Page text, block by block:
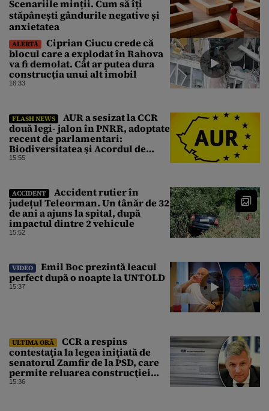
Scenariile minții. Cum să îți
stăpânești gândurile negative și
anxietatea
ALERTĂ
Ciprian Ciucu crede că
blocul care a explodat în Rahova
va fi demolat. Cât ar putea dura
construcția unui alt imobil
16:33
FLASH NEWS
AUR a sesizat la CCR
două legi- jalon în PNRR, adoptate
recent de parlamentari:
Biodiversitatea şi Acordul de
împrumut cu BIRD
15:55
ACCIDENT
Accident rutier în
județul Teleorman. Un tânăr de 32
de ani a ajuns la spital, după
impactul dintre 2 vehicule
15:52
VIDEO
Emil Boc prezintă leacul
perfect după o noapte la UNTOLD
15:37
ULTIMA ORĂ
CCR a respins
contestaţia la legea iniţiată de
senatorul Zamfir de la PSD, care
permite reluarea construcţiei
hidrocentralelor din zonele
15:36